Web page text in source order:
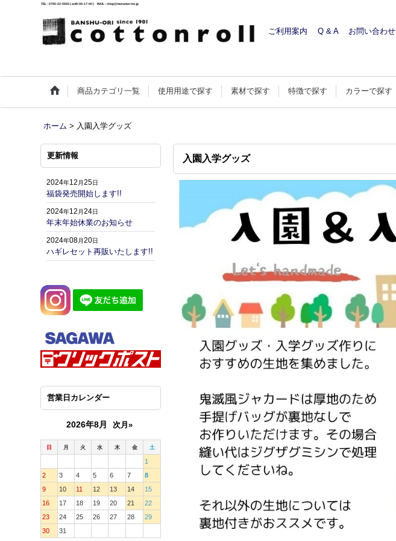
TEL : 0795-22-5555 ( am9:00-17:00 ) MAIL : shop@maruman-inc.jp
ご利用案内 Q & A お問い合わせ
商品カテゴリ一覧 使用用途で探す 素材で探す 特徴で探す カラーで探す
ホーム > 入園入学グッズ
更新情報
2024年12 月25日
福袋発売開始します!!
2024年12 月24日
年末年始休業のお知らせ
2024年08月20日
ハギレセット再販いたします!!
営業日カレンダー
2026年8月 次月»
日 月 火 水 木 金 土
1
2
3 4 5 6 7
8
9
10 11 12 13 14
15
16
17 18 19 20 21
22
23
24 25 26 27 28
29
30
31
入園入学グッズ